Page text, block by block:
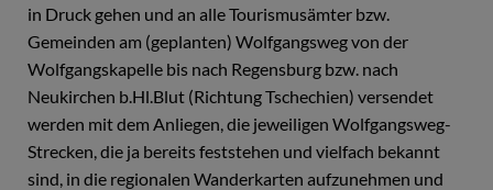
in Druck gehen und an alle Tourismusämter bzw.
Gemeinden am (geplanten) Wolfgangsweg von der
Wolfgangskapelle bis nach Regensburg bzw. nach
Neukirchen b.Hl.Blut (Richtung Tschechien) versendet
werden mit dem Anliegen, die jeweiligen Wolfgangsweg-
Strecken, die ja bereits feststehen und vielfach bekannt
sind, in die regionalen Wanderkarten aufzunehmen und